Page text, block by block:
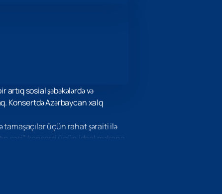
sosial şəbəkələrdə və
Konsertdə Azərbaycan xalq
tamaşaçılar üçün rahat şəraiti ilə
səsi” konserti üçün ideal məkana